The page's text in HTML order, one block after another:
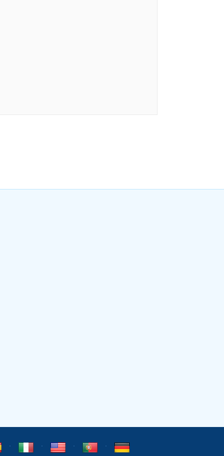
⋅ ⋅ ⋅ ⋅